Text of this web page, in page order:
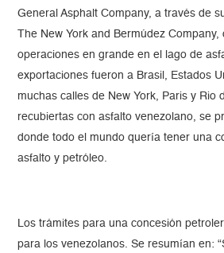
General Asphalt Company, a través de
The New York and Bermúdez
operaciones en grande en el lago de
exportaciones fueron a Brasil, Estados
muchas calles de New York, Paris y Rio
recubiertas con asfalto venezolano, se
donde todo el mundo quería tener una
asfalto y petróleo.
Los trámites para una concesión
para los venezolanos. Se resumían en: